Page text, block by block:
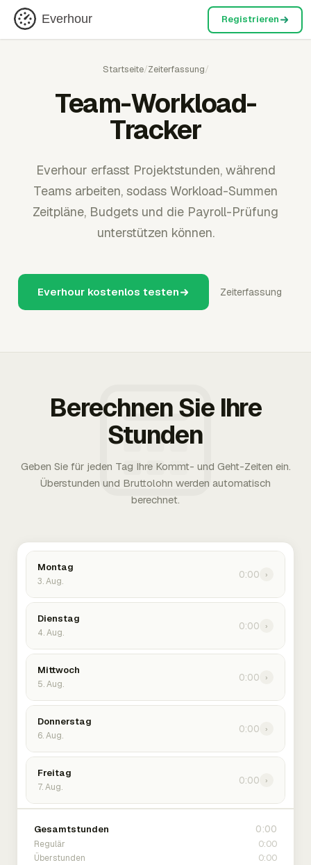
Everhour Registrieren
Startseite/Zeiterfassung/
Team-Workload-
Tracker
Everhour erfasst Projektstunden, während
Teams arbeiten, sodass Workload-Summen
Zeitpläne, Budgets und die Payroll-Prüfung
unterstützen können.
Everhour kostenlos testen Zeiterfassung
Berechnen Sie Ihre
Stunden
Geben Sie für jeden Tag Ihre Kommt- und Geht-Zeiten ein.
Überstunden und Bruttolohn werden automatisch
berechnet.
Montag
3. Aug.
0:00 ›
Dienstag
4. Aug.
0:00 ›
Mittwoch
5. Aug.
0:00 ›
Donnerstag
6. Aug.
0:00 ›
Freitag
7. Aug.
0:00 ›
Gesamtstunden 0:00
Regulär 0:00
Überstunden 0:00